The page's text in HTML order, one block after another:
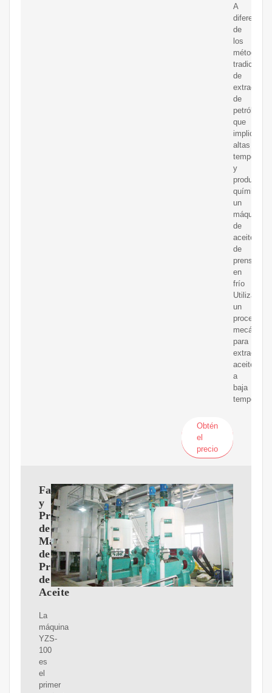
A
diferencia
de
los
métodos
de
extracción
de
petróleo,
que
implican
altas
y
productos
químicos,
un
máquina
de
aceite
de
prensa
en
frío
Utiliza
un
proceso
mecánico
para
extraer
aceite
a
baja
Obtén
el
precio
Fabricante
y
Proveedor
de
Máquinas
de
Prensa
de
Aceite
La
máquina
YZS-
100
es
el
primer